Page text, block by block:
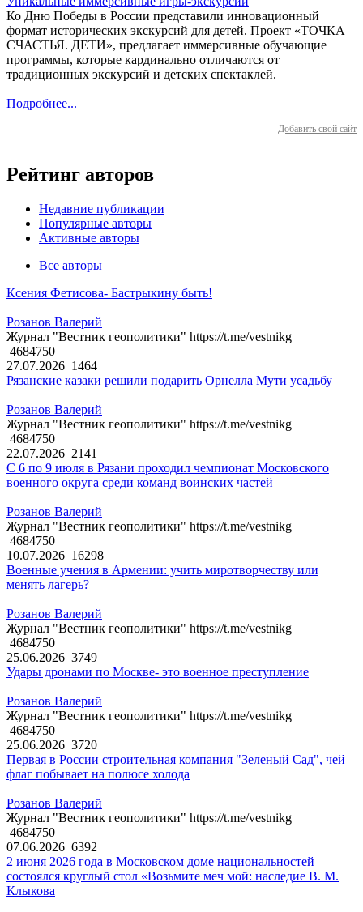
Ко Дню Победы в России представили инновационный
формат исторических экскурсий для детей. Проект «ТОЧКА
СЧАСТЬЯ. ДЕТИ», предлагает иммерсивные обучающие
программы, которые кардинально отличаются от
традиционных экскурсий и детских спектаклей.
Подробнее...
Добавить свой сайт
Рейтинг авторов
Недавние публикации
Популярные авторы
Активные авторы
Все авторы
Ксения Фетисова- Бастрыкину быть!
Розанов Валерий
Журнал "Вестник геополитики" https://t.me/vestnikg
4684750
27.07.2026 1464
Рязанские казаки решили подарить Орнелла Мути усадьбу
Розанов Валерий
Журнал "Вестник геополитики" https://t.me/vestnikg
4684750
22.07.2026 2141
С 6 по 9 июля в Рязани проходил чемпионат Московского
военного округа среди команд воинских частей
Розанов Валерий
Журнал "Вестник геополитики" https://t.me/vestnikg
4684750
10.07.2026 16298
Военные учения в Армении: учить миротворчеству или
менять лагерь?
Розанов Валерий
Журнал "Вестник геополитики" https://t.me/vestnikg
4684750
25.06.2026 3749
Удары дронами по Москве- это военное преступление
Розанов Валерий
Журнал "Вестник геополитики" https://t.me/vestnikg
4684750
25.06.2026 3720
Первая в России строительная компания "Зеленый Сад", чей
флаг побывает на полюсе холода
Розанов Валерий
Журнал "Вестник геополитики" https://t.me/vestnikg
4684750
07.06.2026 6392
2 июня 2026 года в Московском доме национальностей
состоялся круглый стол «Возьмите меч мой: наследие В. М.
Клыкова